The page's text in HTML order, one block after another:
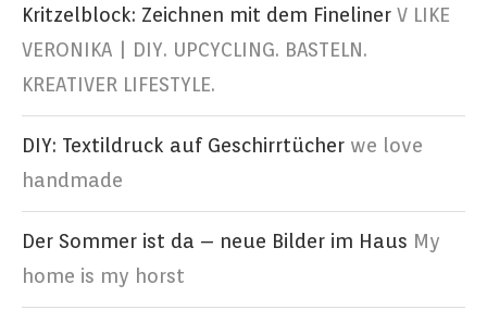
Kritzelblock: Zeichnen mit dem Fineliner V LIKE
VERONIKA | DIY. UPCYCLING. BASTELN.
KREATIVER LIFESTYLE.
DIY: Textildruck auf Geschirrtücher we love
handmade
Der Sommer ist da – neue Bilder im Haus My
home is my horst